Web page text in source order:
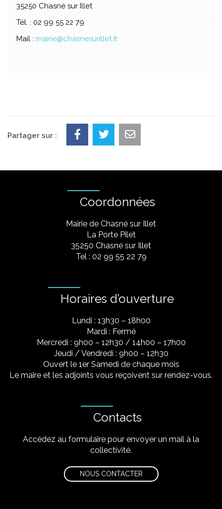
35250 Chasné sur Illet
Tél. : 02 99 55 22 79
Mail : mairie@chasnesurillet.fr
Partager sur :
Coordonnées
Mairie de Chasné sur Illet
La Porte Pilet
35250 Chasné sur Illet
Tel : 02 99 55 22 79
Horaires d’ouverture
Lundi : 13h30 – 18h00
Mardi : Fermé
Mercredi : 9h00 – 12h30 / 14h00 – 17h00
Jeudi / Vendredi : 9h00 – 12h30
Ouvert le 1er Samedi de chaque mois
Le maire et les adjoints vous reçoivent sur rendez-vous.
Contacts
Accédez au formulaire pour envoyer un mail à la
collectivité.
NOUS CONTACTER